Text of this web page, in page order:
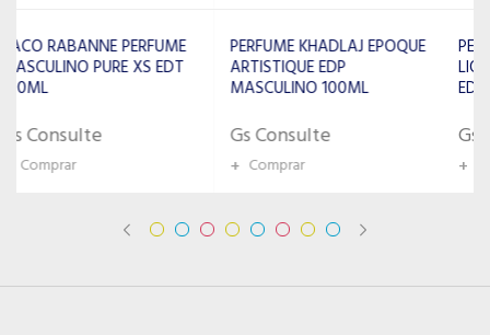
PERFUME KHADLAJ EPOQUE
ARTISTIQUE EDP
MASCULINO 100ML
Gs Consulte
+ Comprar
PERFUME ARMAF THE
LIONS CLUB MONARQUE
Gs Consulte
+ Comprar